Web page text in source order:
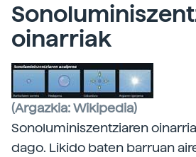
oinarriak
(Argazkia: Wikipedia)
Sonoluminiszentziaren
dago. Likido baten barruan